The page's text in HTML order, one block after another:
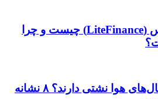
مالزی را عوض می کند؟